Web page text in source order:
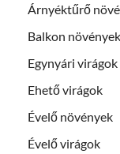
Árnyéktűrő
Balkon növények
Egynyári virágok
Ehető virágok
Évelő növények
Évelő virágok